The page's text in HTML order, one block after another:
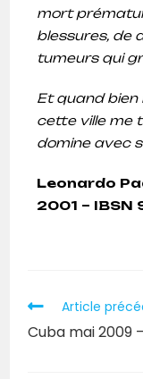
mort
blessures, de
tumeurs qui
Et quand bien
cette ville me
domine avec
Leonardo
2001 –
Article
Cuba mai 2009